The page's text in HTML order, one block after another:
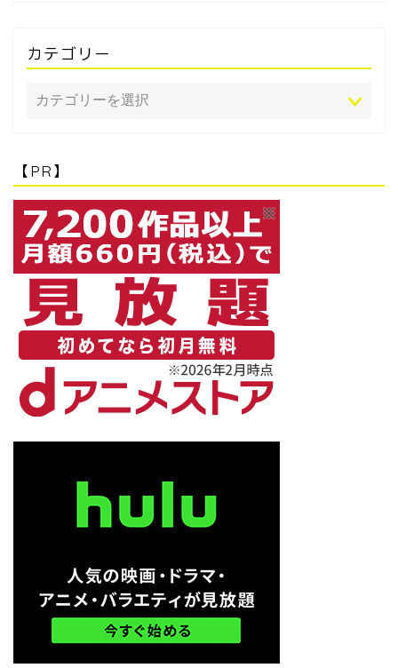
カテゴリー
【PR】